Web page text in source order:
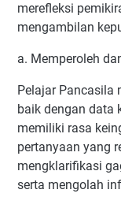
merefleksi
mengambilan
a. Memperoleh
Pelajar Pancasila
baik dengan data
memiliki rasa
pertanyaan yang
mengklarifikasi
serta mengolah